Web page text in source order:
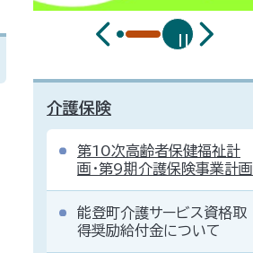
介護保険
第10次高齢者保健福祉計
画・第9期介護保険事業計画
能登町介護サービス資格取
得奨励給付金について